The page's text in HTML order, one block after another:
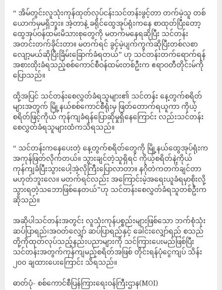
“ အိမ်တွင်းလူသုံးကုန်ထုတ်လုပ်ငန်းသင်တန်းဖွင့်တာ တက်မဲ့သူ တစ်
ယောက်မှမရှိဘူး။ အဲ့တာနဲ့ ခရိုင်ထွေအုပ်ရုံးကနေ စာထုတ်ပြီးတော့
ထွေအုပ်ဝန်ထမ်းမိသားစုတွေကို မတက်မနေရဆိုပြီး သင်တန်း
အတင်းတက်ခိုင်းတာ။ မတက်ရင် ခွင့်မဲ့ပျက်ကွက်ဆိုပြီးတစ်လစာ
လျော့မယ်ဆိုပြီးခြိမ်းခြောက်ခံရတယ်” ဟု သင်တန်းတက်ရောက်ရန်
အစားထိုးခံရသည့်စစ်ကောင်စီဝန်ထမ်းတစ်ဦးက ဧရာဝတီတိုင်းမ်ကို
ပြောသည်။
ထို့အပြင် သင်တန်းစေလွှတ်ခံရသူများ၏ သင်တန်း နေ့တွက်စရိတ်
များအတွက် မြို့နယ်စစ်ကောင်စီရုံးမှ ဖြတ်တောက်ရယူကာ ကိုယ့်
စရိတ်ဖြင့်ကိုယ် ကုန်ကျခံရန်ပြောဆိုမှုရှိနေကြောင်း လည်းသင်တန်း
စေလွှတ်ခံရသူများထံကသိရသည်။
“ သင်တန်းကနေပေးတဲ့ နေ့တွက်စရိတ်တွေကို မြို့နယ်ထွေအုပ်ရုံးက
အကုန်ဖြတ်လိုက်တယ်။ သွားချင်တဲ့သူရှိရင် ကိုယ့်စရိတ်နဲ့ကိုယ်
ကုန်ကျခံပြီးသွားပေါ့အဲ့လိုကြီးပြောလာတာ။ နဂိုတဲကတက်ချင်တာ
မဟုတ်ဘူးလေ။ မတက်ရင်လည်း အကြောင်းမဲ့အရေးယူခံရမှာစိုးလို့
သွားရတဲ့သဘောဖြစ်နေတယ်”ဟု သင်တန်းစေလွှတ်ခံရသူတစ်ဦးက
ဆိုသည်။
အဆိုပါသင်တန်းအတွင်း လူသုံးကုန်ပစ္စည်းများဖြစ်သော ဘက်စုံသုံး
ဆပ်ပြာရည်၊အဝတ်လျှော် ဆပ်ပြာရည်နှင့် ခေါင်းလျှော်ရည် စသည်
တို့ကိုထုတ်လုပ်သည့်နည်းပညာများကို သင်ကြားပေးမည်ဖြစ်ပြီး
သင်တန်းအတွက်ကုန်ကျမည့်စရိတ်အဖြစ် တိုင်းရန်ပုံငွေကျပ် သိန်း
၂၀၀ ချထားပေးကြောင်း သိရသည်။
ဓာတ်ပုံ- စစ်ကောင်စီပြန်ကြားရေးဝန်ကြီးဌာန(MOI)